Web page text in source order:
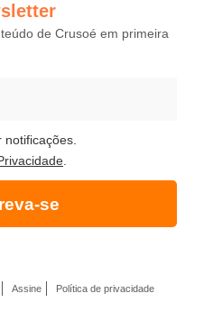
de Crusoé em primeira
notificações.
.
se
Assine
Política de privacidade